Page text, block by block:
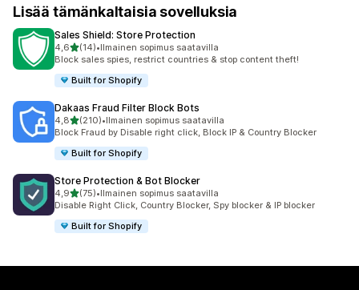
Lisää tämänkaltaisia sovelluksia
Sales Shield: Store Protection
4,6/ 5 tähteä
(14)
14 arvostelua yhteensä
•Ilmainen sopimus saatavilla
Block sales spies, restrict countries & stop content theft!
Built for Shopify
Dakaas Fraud Filter Block Bots
4,8/ 5 tähteä
(210)
210 arvostelua yhteensä
•Ilmainen sopimus saatavilla
Block Fraud by Disable right click, Block IP & Country Blocker
Built for Shopify
Store Protection & Bot Blocker
4,9/ 5 tähteä
(75)
75 arvostelua yhteensä
•Ilmainen sopimus saatavilla
Disable Right Click, Country Blocker, Spy blocker & IP blocker
Built for Shopify